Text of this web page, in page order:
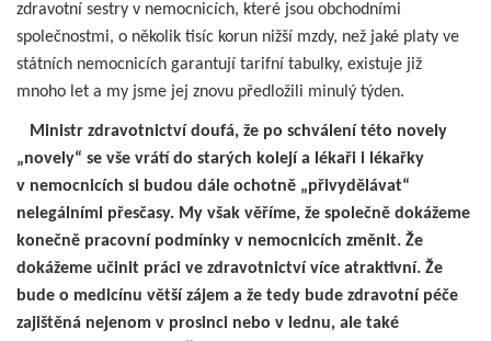
zdravotní sestry v nemocnicích, které jsou obchodními
společnostmi, o několik tisíc korun nižší mzdy, než jaké platy ve
státních nemocnicích garantují tarifní tabulky, existuje již
mnoho let a my jsme jej znovu předložili minulý týden.
Ministr zdravotnictví doufá, že po schválení této novely
„novely“ se vše vrátí do starých kolejí a lékaři i lékařky
v nemocnicích si budou dále ochotně „přivydělávat“
nelegálními přesčasy. My však věříme, že společně dokážeme
konečně pracovní podmínky v nemocnicích změnit. Že
dokážeme učinit práci ve zdravotnictví více atraktivní. Že
bude o medicínu větší zájem a že tedy bude zdravotní péče
zajištěná nejenom v prosinci nebo v lednu, ale také